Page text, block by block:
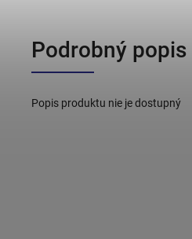
Podrobný popis
Popis produktu nie je dostupný